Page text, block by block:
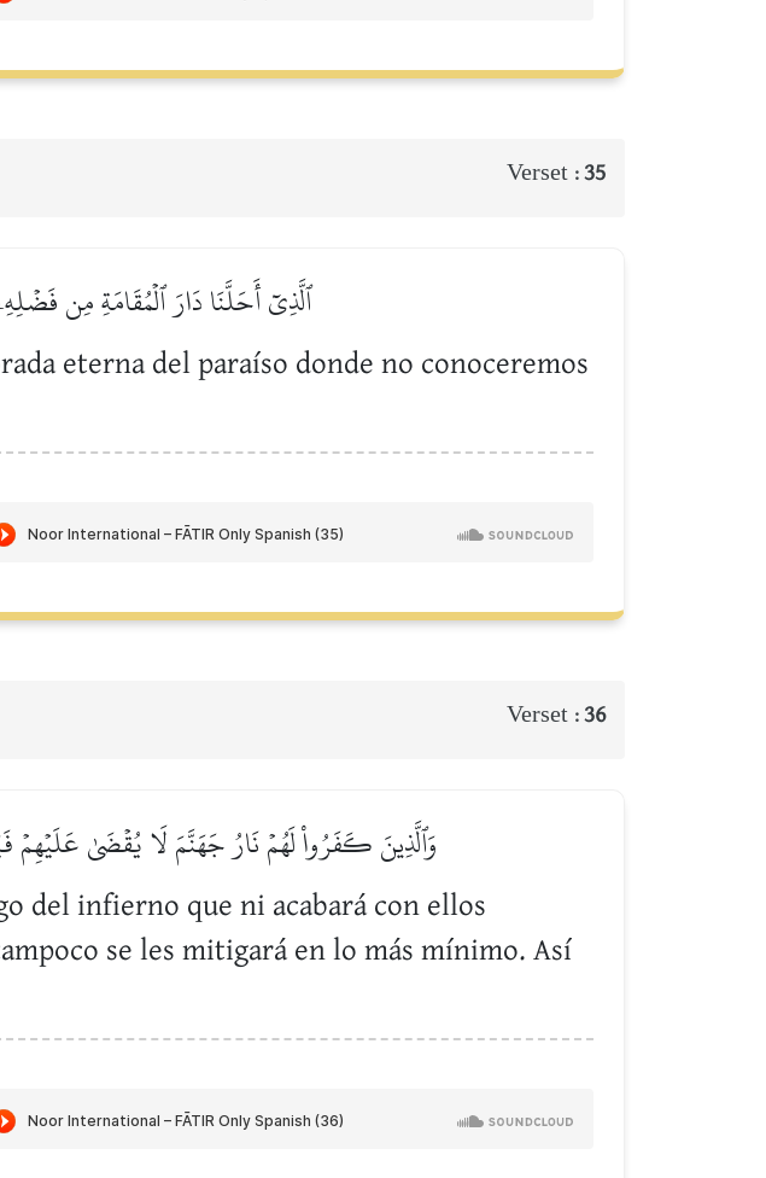
Verset :35
ٱلَّذِيٓ أَحَلَّنَا دَارَ ٱلۡمُقَامَةِ مِن
eterna del paraíso donde no conoceremos
Verset :36
وَٱلَّذِينَ كَفَرُواْ لَهُمۡ نَارُ جَهَنَّمَ لَا يُقۡضَىٰ
del infierno que ni acabará con ellos
se les mitigará en lo más mínimo. Así